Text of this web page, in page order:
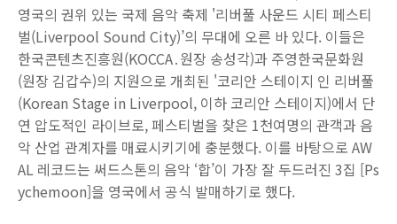
영국의 권위 있는 국제 음악 축제 '리버풀 사운드 시티 페스티
벌(Liverpool Sound City)’의 무대에 오른 바 있다. 이들은
한국콘텐츠진흥원(KOCCA․원장 송성각)과 주영한국문화원
(원장 김갑수)의 지원으로 개최된 '코리안 스테이지 인 리버풀
(Korean Stage in Liverpool, 이하 코리안 스테이지)에서 단
연 압도적인 라이브로, 페스티벌을 찾은 1천여명의 관객과 음
악 산업 관계자를 매료시키기에 충분했다. 이를 바탕으로 AW
AL 레코드는 써드스톤의 음악 ‘합’이 가장 잘 두드러진 3집 [Ps
ychemoon]을 영국에서 공식 발매하기로 했다.